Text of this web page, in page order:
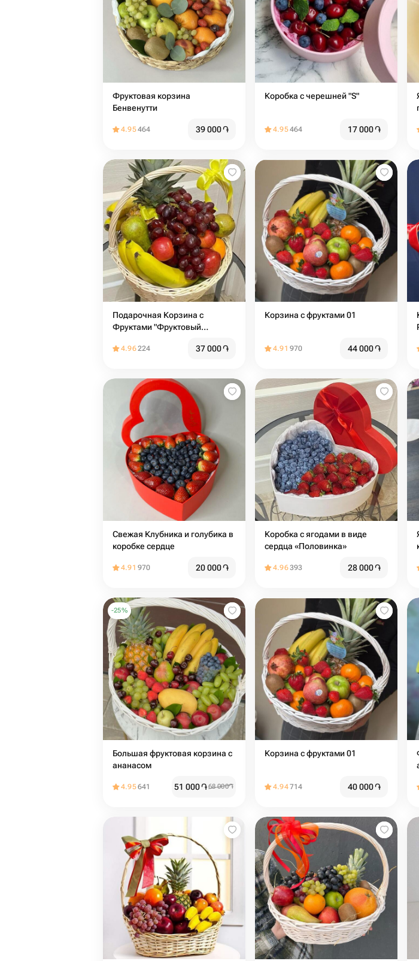
Фруктовая корзина
Бенвенутти
4.95464 39 000֏
Коробка с черешней "S"
4.95464 17 000֏
Подарочная Корзина с
Фруктами "Фруктовый
4.96224 37 000֏
Корзина с фруктами 01
4.91 970 44 000֏
Свежая Клубника и голубика в
коробке сердце
4.91 970 20 000֏
Коробка с ягодами в виде
сердца «Половинка»
4.96393 28 000֏
-25%
Большая фруктовая корзина с
ананасом
4.95641 51 000֏68 000֏
Корзина с фруктами 01
4.94714 40 000֏